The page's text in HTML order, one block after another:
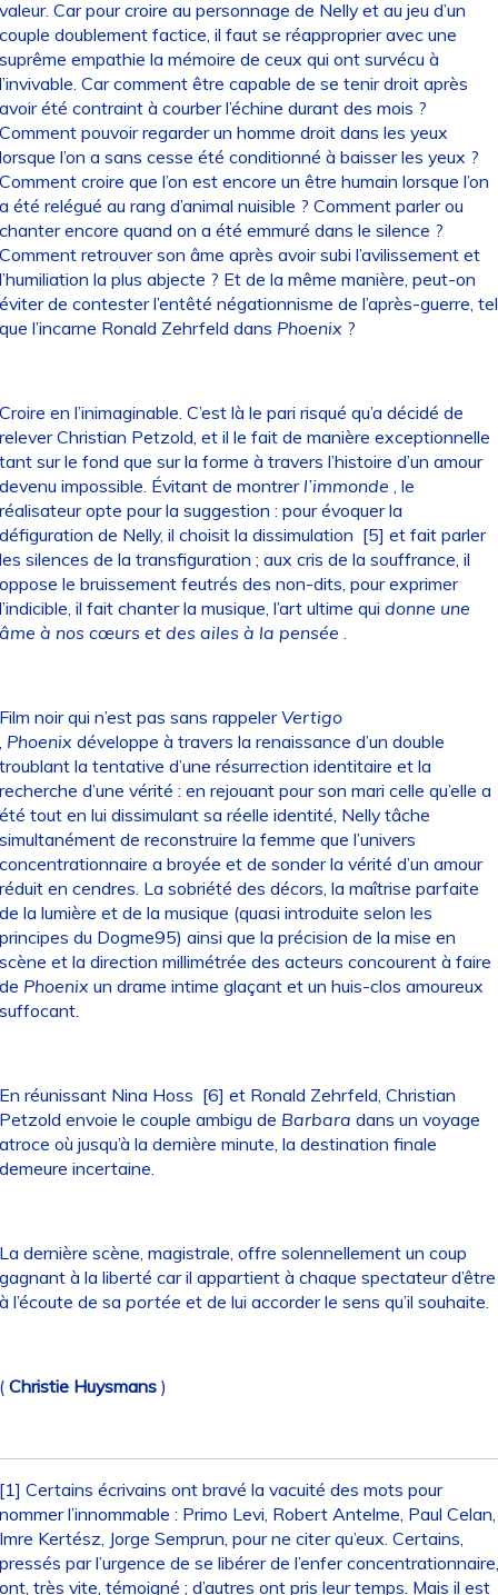
Car pour croire au personnage de Nelly et au jeu d’un
doublement factice, il faut se réapproprier avec une
empathie la mémoire de ceux qui ont survécu à
Car comment être capable de se tenir droit après
été contraint à courber l’échine durant des mois ?
pouvoir regarder un homme droit dans les yeux
l’on a sans cesse été conditionné à baisser les yeux ?
croire que l’on est encore un être humain lorsque l’on
été relégué au rang d’animal nuisible ? Comment parler ou
encore quand on a été emmuré dans le silence ?
retrouver son âme après avoir subi l’avilissement et
la plus abjecte ? Et de la même manière, peut-on
de contester l’entêté négationnisme de l’après-guerre, tel
l’incarne Ronald Zehrfeld dans Phoenix?
en l’inimaginable. C’est là le pari risqué qu’a décidé de
Christian Petzold, et il le fait de manière exceptionnelle
sur le fond que sur la forme à travers l’histoire d’un amour
impossible. Évitant de montrer l’immonde , le
opte pour la suggestion : pour évoquer la
de Nelly, il choisit la dissimulation [5] et fait parler
silences de la transfiguration ; aux cris de la souffrance, il
le bruissement feutrés des non-dits, pour exprimer
il fait chanter la musique, l’art ultime qui donne une
à nos cœurs et des ailes à la pensée .
noir qui n’est pas sans rappelerVertigo
Phoenixdéveloppe à travers la renaissance d’un double
la tentative d’une résurrection identitaire et la
d’une vérité : en rejouant pour son mari celle qu’elle a
tout en lui dissimulant sa réelle identité, Nelly tâche
de reconstruire la femme que l’univers
a broyée et de sonder la vérité d’un amour
en cendres. La sobriété des décors, la maîtrise parfaite
la lumière et de la musique (quasi introduite selon les
du Dogme95) ainsi que la précision de la mise en
et la direction millimétrée des acteurs concourent à faire
Phoenixun drame intime glaçant et un huis-clos amoureux
réunissant Nina Hoss [6] et Ronald Zehrfeld, Christian
envoie le couple ambigu de Barbara dans un voyage
où jusqu’à la dernière minute, la destination finale
incertaine.
dernière scène, magistrale, offre solennellement un coup
à la liberté car il appartient à chaque spectateur d’être
l’écoute de sa portée et de lui accorder le sens qu’il souhaite.
Christie Huysmans)
Certains écrivains ont bravé la vacuité des mots pour
l’innommable : Primo Levi, Robert Antelme, Paul Celan,
Kertész, Jorge Semprun, pour ne citer qu’eux. Certains,
par l’urgence de se libérer de l’enfer concentrationnaire,
très vite, témoigné ; d’autres ont pris leur temps. Mais il est